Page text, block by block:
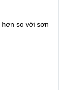
hơn so với sơn